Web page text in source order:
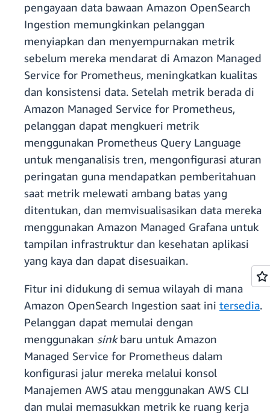
pengayaan data bawaan Amazon OpenSearch
Ingestion memungkinkan pelanggan
menyiapkan dan menyempurnakan metrik
sebelum mereka mendarat di Amazon Managed
Service for Prometheus, meningkatkan kualitas
dan konsistensi data. Setelah metrik berada di
Amazon Managed Service for Prometheus,
pelanggan dapat mengkueri metrik
menggunakan Prometheus Query Language
untuk menganalisis tren, mengonfigurasi aturan
peringatan guna mendapatkan pemberitahuan
saat metrik melewati ambang batas yang
ditentukan, dan memvisualisasikan data mereka
menggunakan Amazon Managed Grafana untuk
tampilan infrastruktur dan kesehatan aplikasi
yang kaya dan dapat disesuaikan.
Fitur ini didukung di semua wilayah di mana
Amazon OpenSearch Ingestion saat ini tersedia.
Pelanggan dapat memulai dengan
menggunakan sinkbaru untuk Amazon
Managed Service for Prometheus dalam
konfigurasi jalur mereka melalui konsol
Manajemen AWS atau menggunakan AWS CLI
dan mulai memasukkan metrik ke ruang kerja